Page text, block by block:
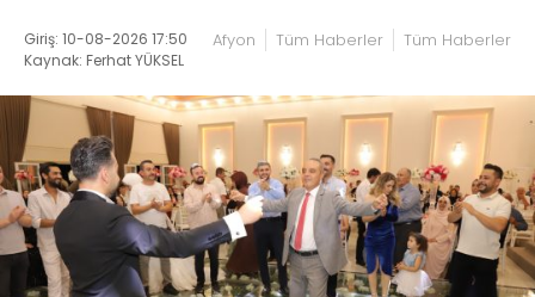
Giriş: 10-08-2026 17:50
Kaynak: Ferhat YÜKSEL
Afyon Tüm Haberler Tüm Haberler